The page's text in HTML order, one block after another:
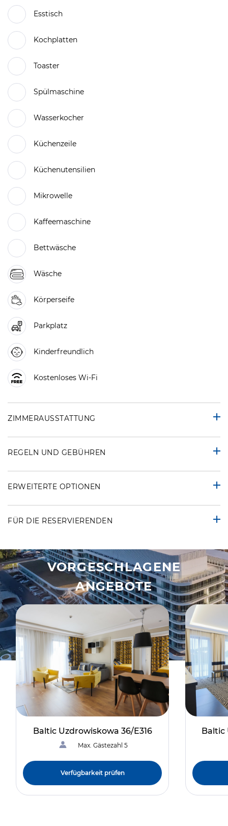
Esstisch
Kochplatten
Toaster
Spülmaschine
Wasserkocher
Küchenzeile
Küchenutensilien
Mikrowelle
Kaffeemaschine
Bettwäsche
Wäsche
Körperseife
Parkplatz
Kinderfreundlich
Kostenloses Wi-Fi
ZIMMERAUSSTATTUNG
REGELN UND GEBÜHREN
ERWEITERTE OPTIONEN
FÜR DIE RESERVIERENDEN
VORGESCHLAGENE
ANGEBOTE
Baltic Uzdrowiskowa 36/E316
Max. Gästezahl 5
Verfügbarkeit prüfen
Baltic